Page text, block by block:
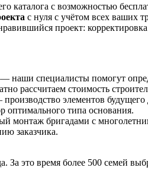
каталога с возможностью
с нуля с учётом всех ваших
проект:
— наши специалисты помогут
рассчитаем стоимость
элементов
оптимального типа основания.
монтаж бригадами с
заказчика.
За это время более 500 семей